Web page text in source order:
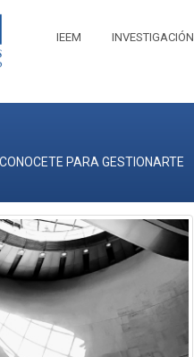
IEEM INVESTIGACIÓN
CONOCETE PARA GESTIONARTE